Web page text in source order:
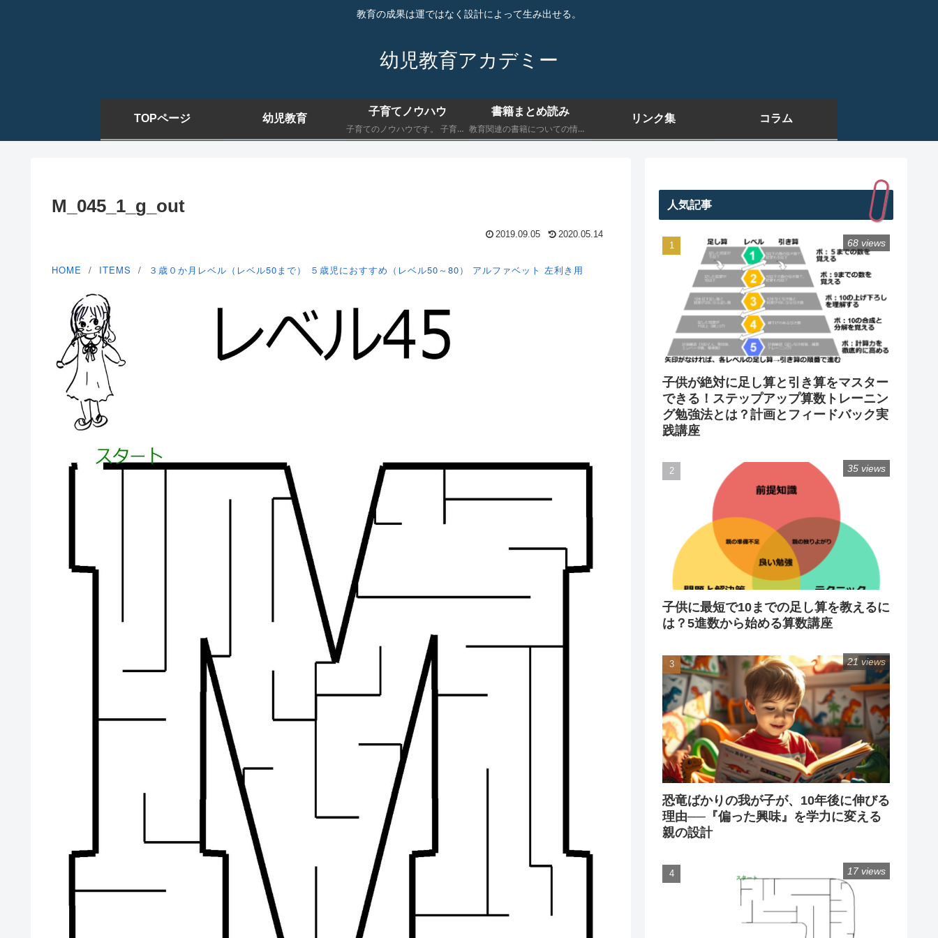
教育の成果は運ではなく設計によって生み出せる。
幼児教育アカデミー
TOPページ 幼児教育
子育てノウハウ
子育てのノウハウです。 子育てにおいて最低限知っておくべきことを書きます。
書籍まとめ読み
教育関連の書籍についての情報です。 子育てにおいて最低限知っておくべきことを書きます。
リンク集 コラム
M_045_1_g_out
2019.09.05 2020.05.14
HOME ITEMS ３歳０か月レベル（レベル50まで） ５歳児におすすめ（レベル50～80） アルファベット 左利き用
人気記事
子供が絶対に足し算と引き算をマスター
できる！ステップアップ算数トレーニン
グ勉強法とは？計画とフィードバック実
践講座
68 views
子供に最短で10までの足し算を教えるに
は？5進数から始める算数講座
35 views
恐竜ばかりの我が子が、10年後に伸びる
理由──『偏った興味』を学力に変える
親の設計
21 views
17 views